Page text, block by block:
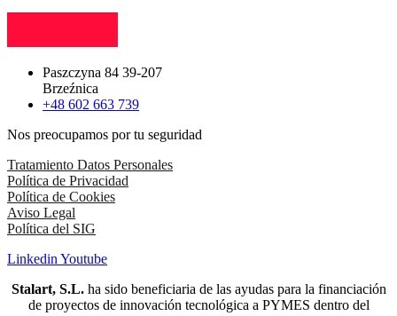
Paszczyna 84 39-207
Brzeźnica
+48 602 663 739
Nos preocupamos por tu seguridad
Tratamiento Datos Personales
Política de Privacidad
Política de Cookies
Aviso Legal
Política del SIG
Linkedin Youtube
Stalart, S.L.ha sido beneficiaria de las ayudas para la financiación
de proyectos de innovación tecnológica a PYMES dentro del